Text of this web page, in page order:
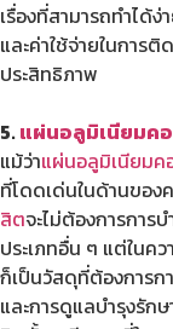
เรื่องที่สามารถทำได้
และค่าใช้จ่ายในการ
ประสิทธิภาพ
5.แผ่นอลูมิเนียมค
แม้ว่าแผ่นอลูมิเนียม
ที่โดดเด่นในด้านของ
สิตจะไม่ต้องการการ
ประเภทอื่น ๆ แต่ในค
ก็เป็นวัสดุที่ต้องการก
และการดูแลบำรุงรัก